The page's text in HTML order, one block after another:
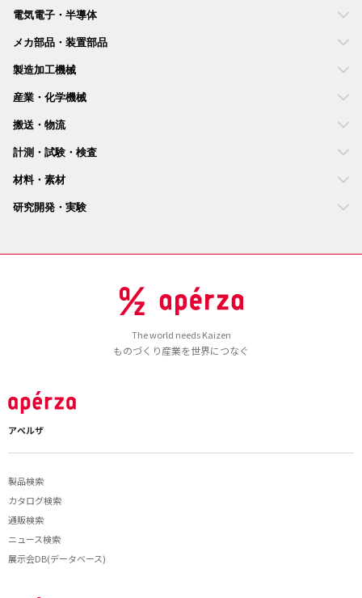
電気電子・半導体
メカ部品・装置部品
製造加工機械
産業・化学機械
搬送・物流
計測・試験・検査
材料・素材
研究開発・実験
The world needs Kaizen
ものづくり産業を世界につなぐ
アペルザ
製品検索
カタログ検索
通販検索
ニュース検索
展示会DB(データベース)